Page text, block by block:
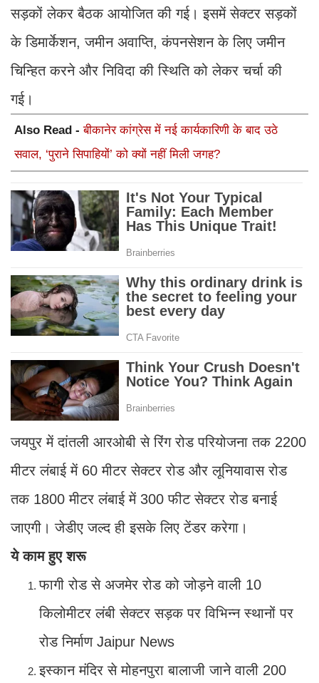
सड़कों लेकर बैठक आयोजित की गई। इसमें सेक्टर सड़कों
के डिमार्केशन, जमीन अवाप्ति, कंपनसेशन के लिए जमीन
चिन्हित करने और निविदा की स्थिति को लेकर चर्चा की
गई।
Also Read -बीकानेर कांग्रेस में नई कार्यकारिणी के बाद उठे
सवाल, ‘पुराने सिपाहियों’ को क्यों नहीं मिली जगह?
जयपुर में दांतली आरओबी से रिंग रोड परियोजना तक 2200
मीटर लंबाई में 60 मीटर सेक्टर रोड और लूनियावास रोड
तक 1800 मीटर लंबाई में 300 फीट सेक्टर रोड बनाई
जाएगी। जेडीए जल्द ही इसके लिए टेंडर करेगा।
ये काम हुए शरू
फागी रोड से अजमेर रोड को जोड़ने वाली 10
किलोमीटर लंबी सेक्टर सड़क पर विभिन्न स्थानों पर
रोड निर्माण Jaipur News
इस्कान मंदिर से मोहनपुरा बालाजी जाने वाली 200